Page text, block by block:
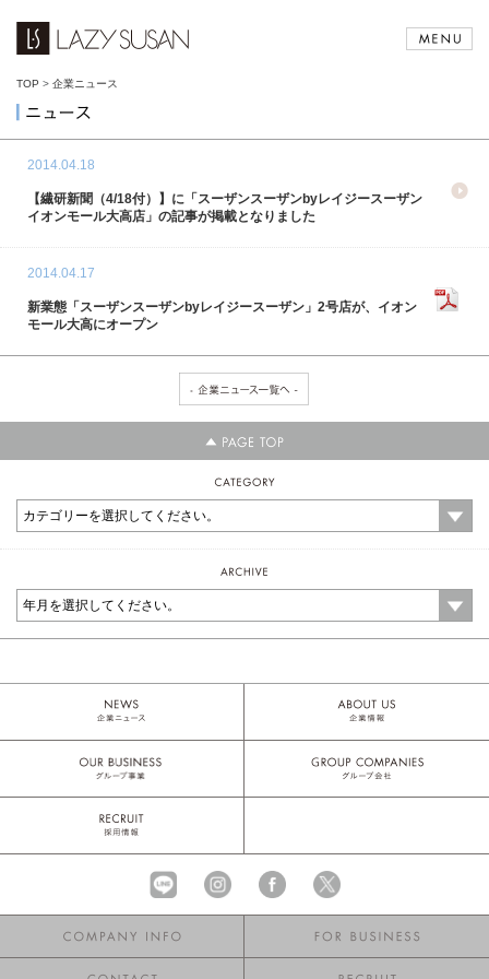
TOP > 企業ニュース
2014.04.18
【繊研新聞（4/18付）】に「スーザンスーザンbyレイジースーザン
イオンモール大高店」の記事が掲載となりました
2014.04.17
新業態「スーザンスーザンbyレイジースーザン」2号店が、イオン
モール大高にオープン